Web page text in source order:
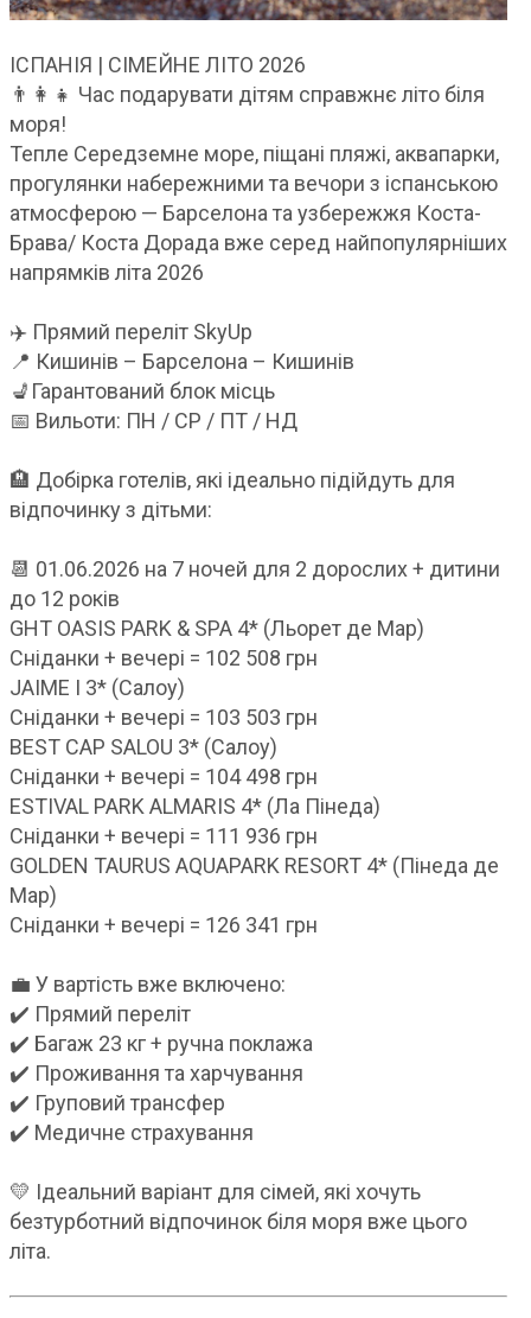
ІСПАНІЯ | СІМЕЙНЕ ЛІТО 2026
👨‍👩‍👧 Час подарувати дітям справжнє літо біля
моря!
Тепле Середземне море, піщані пляжі, аквапарки,
прогулянки набережними та вечори з іспанською
атмосферою — Барселона та узбережжя Коста-
Брава/ Коста Дорада вже серед найпопулярніших
напрямків літа 2026
✈️ Прямий переліт SkyUp
📍 Кишинів – Барселона – Кишинів
💺Гарантований блок місць
📅 Вильоти: ПН / СР / ПТ / НД
🏨 Добірка готелів, які ідеально підійдуть для
відпочинку з дітьми:
📆 01.06.2026 на 7 ночей для 2 дорослих + дитини
до 12 років
GHT OASIS PARK & SPA 4* (Льорет де Мар)
Сніданки + вечері = 102 508 грн
JAIME I 3* (Салоу)
Сніданки + вечері = 103 503 грн
BEST CAP SALOU 3* (Салоу)
Сніданки + вечері = 104 498 грн
ESTIVAL PARK ALMARIS 4* (Ла Пінеда)
Сніданки + вечері = 111 936 грн
GOLDEN TAURUS AQUAPARK RESORT 4* (Пінеда де
Мар)
Сніданки + вечері = 126 341 грн
💼 У вартість вже включено:
✔️ Прямий переліт
✔️ Багаж 23 кг + ручна поклажа
✔️ Проживання та харчування
✔️ Груповий трансфер
✔️ Медичне страхування
💛 Ідеальний варіант для сімей, які хочуть
безтурботний відпочинок біля моря вже цього
літа.